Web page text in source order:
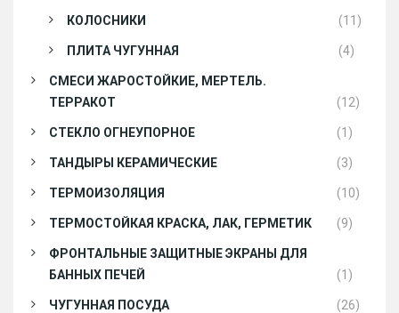
КОЛОСНИКИ (11)
ПЛИТА ЧУГУННАЯ (4)
СМЕСИ ЖАРОСТОЙКИЕ, МЕРТЕЛЬ.
ТЕРРАКОТ
(12)
СТЕКЛО ОГНЕУПОРНОЕ (1)
ТАНДЫРЫ КЕРАМИЧЕСКИЕ (3)
ТЕРМОИЗОЛЯЦИЯ (10)
ТЕРМОСТОЙКАЯ КРАСКА, ЛАК, ГЕРМЕТИК (9)
ФРОНТАЛЬНЫЕ ЗАЩИТНЫЕ ЭКРАНЫ ДЛЯ
БАННЫХ ПЕЧЕЙ
(1)
ЧУГУННАЯ ПОСУДА (26)